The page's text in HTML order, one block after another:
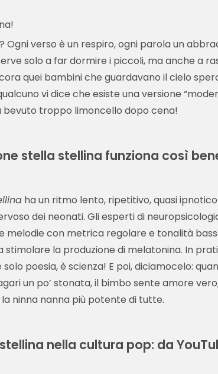
Ogni verso è un respiro, ogni parola un
solo a far dormire i piccoli, ma anche a
quei bambini che guardavano il cielo
vi dice che esiste una versione
bevuto troppo limoncello dopo cena!
stella stellina funziona così
ha un ritmo lento, ripetitivo, quasi
dei neonati. Gli esperti di
melodie con metrica regolare e tonalità
la produzione di melatonina. In
solo poesia, è scienza! E poi, diciamocelo:
un po’ stonata, il bimbo sente amore
la ninna nanna più potente di tutte.
nella cultura pop: da